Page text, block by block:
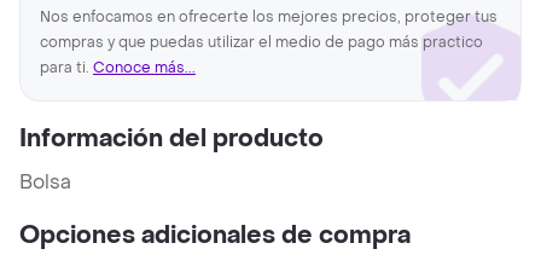
Nos enfocamos en ofrecerte los mejores precios, proteger tus
compras y que puedas utilizar el medio de pago más practico
para ti. Conoce más...
Información del producto
Bolsa
Opciones adicionales de compra